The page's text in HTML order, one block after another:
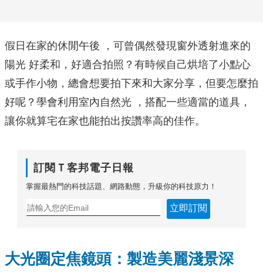
假日在家的休閒午後 ，可曾偶然發現窗外透射進來的
陽光 好柔和，好適合拍照？有時候自己烘培了小點心
或手作小物，總會想要拍下來和大家分享，但要怎麼拍
好呢？學會利用室內自然光 ，搭配一些適當的道具，
讓你就算宅在家也能拍出按讚率高的佳作。
訂閱Ｔ客邦電子日報
掌握最熱門的科技話題、網路動態，升級你的科技原力！
立即訂閱
大光圈定焦鏡頭：製造美麗淺景深